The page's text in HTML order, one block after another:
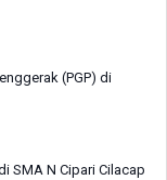
(PGP) di
SMA N Cipari Cilacap